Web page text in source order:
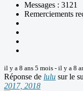
Messages : 3121
Remerciements
il y a 8 ans 5 mois - il y a 8
Réponse de lulu sur le
2017, 2018